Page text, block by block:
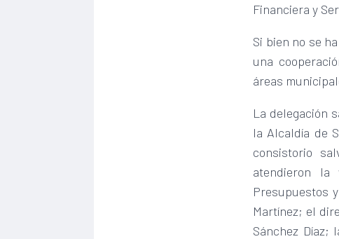
Financiera y
Si bien no se
una
áreas
La delegación
la Alcaldía de
consistorio
atendieron la
Presupuestos
Martínez; el
Sánchez Díaz;